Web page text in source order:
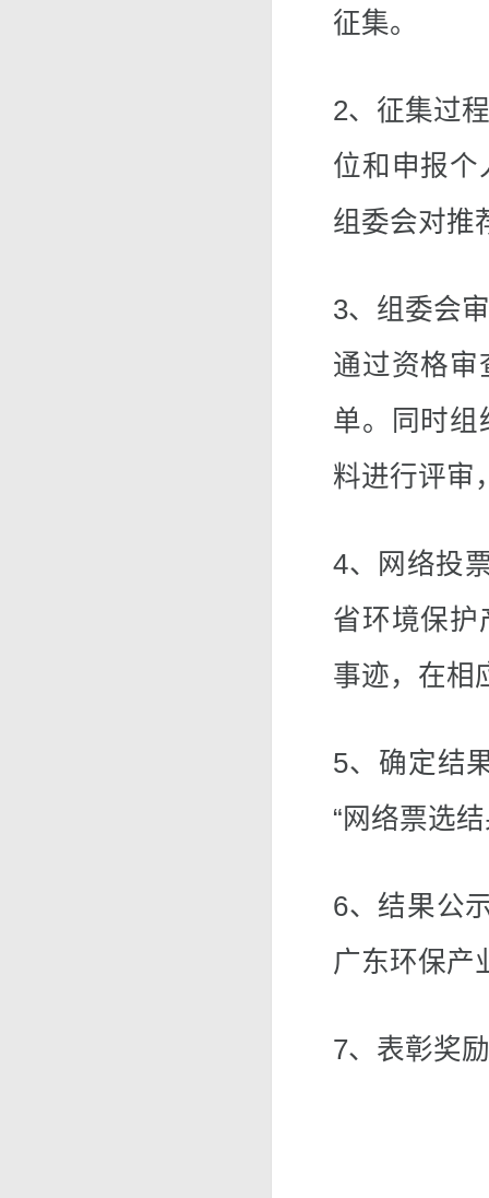
征集。
2、征集过
位和申报个
组委会对推
3、组委会
通过资格审
单。同时组
料进行评审
4、网络投
省环境保护
事迹，在相
5、确定结
“网络票选
6、结果公
广东环保产
7、表彰奖